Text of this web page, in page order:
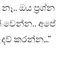
ඔය ප්‍රශ්න
වෙන්න.. අපේ
කරන්න…”